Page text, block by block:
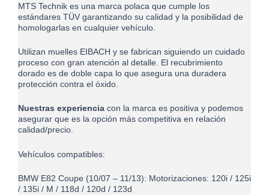
MTS Technik es una marca polaca que cumple los
estándares TÜV garantizando su calidad y la posibilidad de
homologarlas en cualquier vehículo.
Utilizan muelles EIBACH y se fabrican siguiendo un cuidado
proceso con gran atención al detalle. El recubrimiento
dorado es de doble capa lo que asegura una duradera
protección contra el óxido.
Nuestras experiencia con la marca es positiva y podemos
asegurar que es la opción más competitiva en relación
calidad/precio.
Vehículos compatibles:
BMW E82 Coupe (10/07 – 11/13): Motorizaciones: 120i / 125i
/ 135i / M / 118d / 120d / 123d